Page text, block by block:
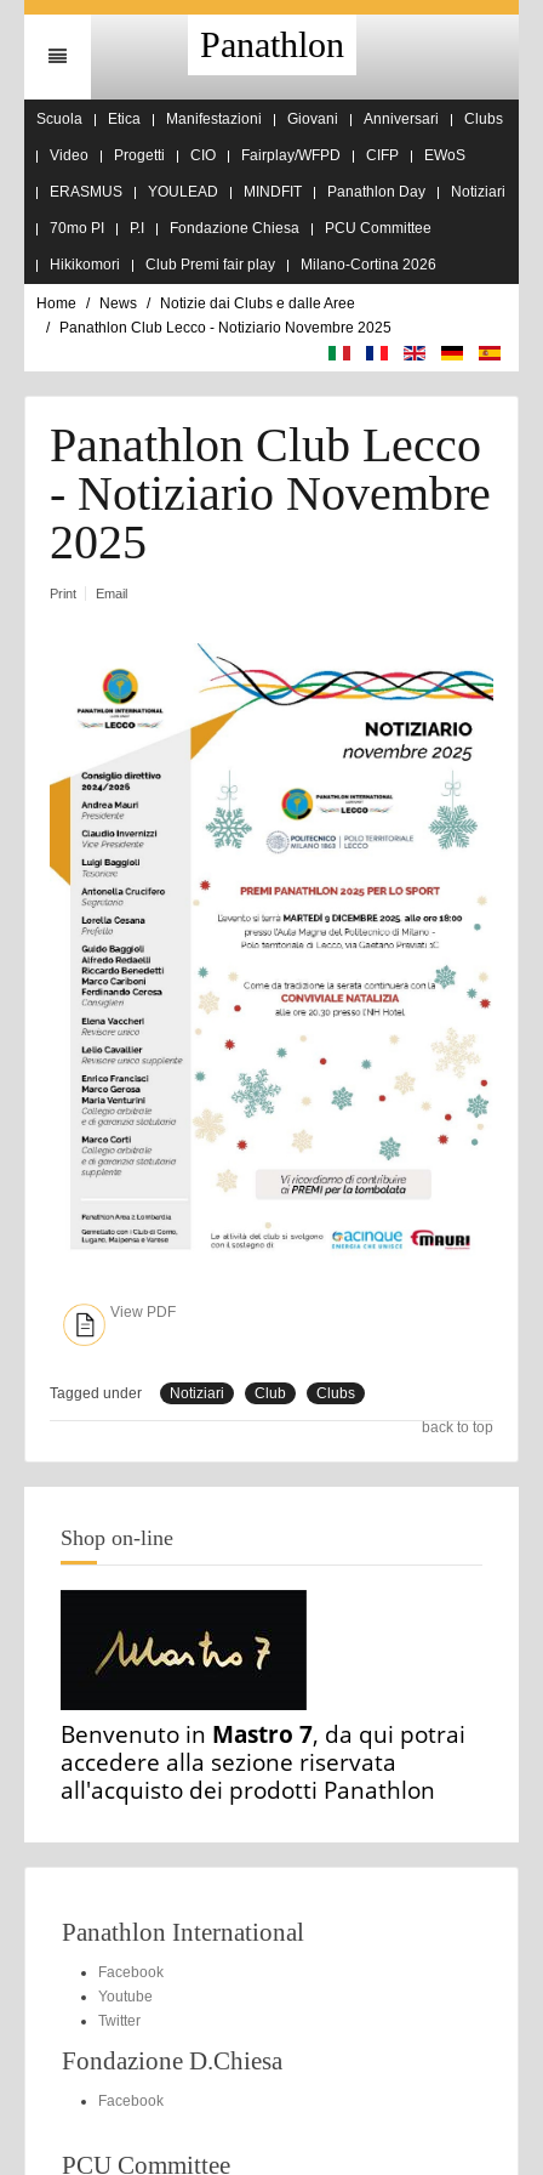
Panathlon
Scuola Etica Manifestazioni Giovani Anniversari Clubs
Video Progetti CIO Fairplay/WFPD CIFP EWoS
ERASMUS YOULEAD MINDFIT Panathlon Day Notiziari
70mo PI P.I Fondazione Chiesa PCU Committee
Hikikomori Club Premi fair play Milano-Cortina 2026
Home News
Notizie dai Clubs e dalle Aree
Panathlon Club Lecco - Notiziario Novembre 2025
Panathlon Club Lecco
- Notiziario Novembre
2025
Print Email
View PDF
Tagged under Notiziari Club
Clubs
back to top
Shop on-line
Benvenuto in Mastro 7, da qui potrai
accedere alla sezione riservata
all'acquisto dei prodotti Panathlon
Panathlon International
Facebook
Youtube
Twitter
Fondazione D.Chiesa
Facebook
PCU Committee